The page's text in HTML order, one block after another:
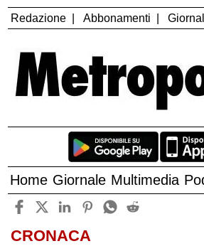
Redazione Abbonamenti
Home Giornale Multimedia
CRONACA